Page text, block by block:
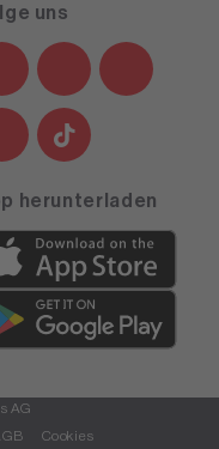
uns
herunterladen
AG
Cookies